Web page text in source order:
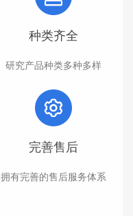
种类齐全
研究产品种类多种多样
完善售后
拥有完善的售后服务体系